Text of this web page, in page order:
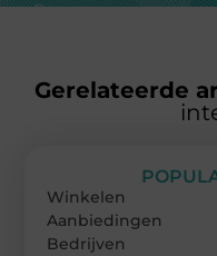
Gerelateerde
Winkelen
Aanbiedingen
Bedrijven